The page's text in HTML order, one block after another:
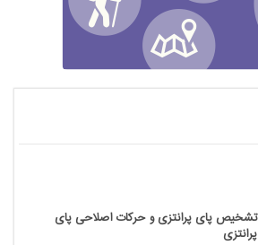
تشخیص پای پرانتزی و حرکات اصلاحی پای
پرانتزی